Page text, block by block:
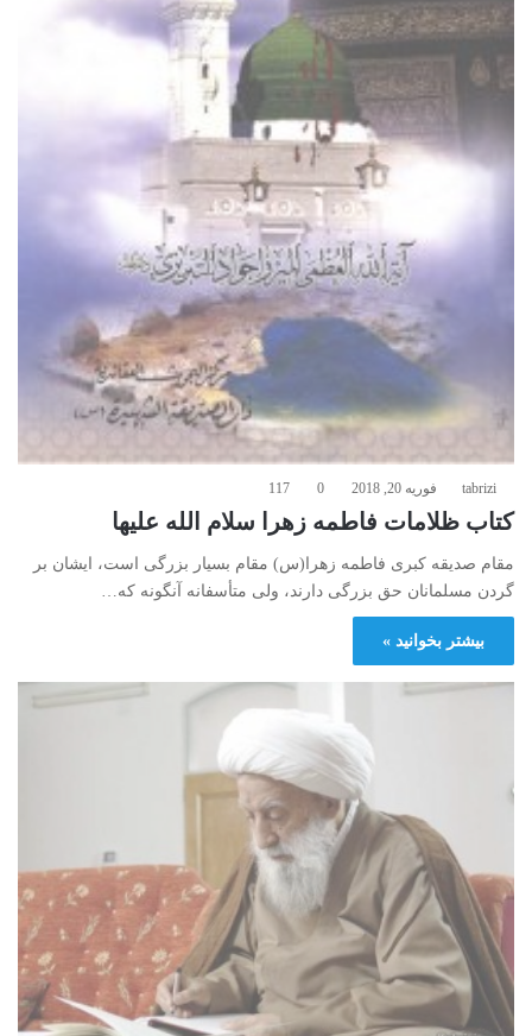
tabrizi فوریه 20, 2018 0
117
كتاب ظلامات فاطمه زهرا سلام الله علیها
مقام صدیقه کبری فاطمه زهرا(س) مقام بسیار بزرگی است، ایشان بر
گردن مسلمانان حق بزرگی دارند، ولی متأسفانه آنگونه که…
بیشتر بخوانید »